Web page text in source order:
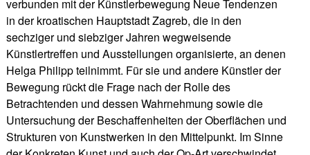
verbunden mit der Künstlerbewegung Neue Tendenzen
in der kroatischen Hauptstadt Zagreb, die in den
sechziger und siebziger Jahren wegweisende
Künstlertreffen und Ausstellungen organisierte, an denen
Helga Philipp teilnimmt. Für sie und andere Künstler der
Bewegung rückt die Frage nach der Rolle des
Betrachtenden und dessen Wahrnehmung sowie die
Untersuchung der Beschaffenheiten der Oberflächen und
Strukturen von Kunstwerken in den Mittelpunkt. Im Sinne